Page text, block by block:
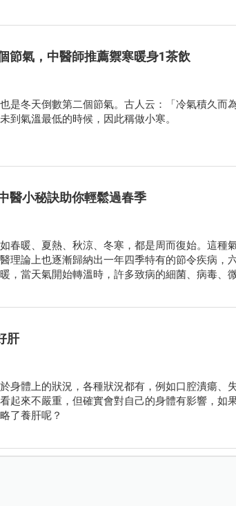
節氣，中醫師推薦禦寒暖身1茶飲
是冬天倒數第二個節氣。古人云：「冷氣積久而
到氣溫最低的時候，因此稱做小寒。
醫小秘訣助你輕鬆過春季
春暖、夏熱、秋涼、冬寒，都是周而復始。這種
理論上也逐漸歸納出一年四季特有的節令疾病，
，當天氣開始轉溫時，許多致病的細菌、病毒、
肝
身體上的狀況，各種狀況都有，例如口腔潰瘍、
起來不嚴重，但確實會對自己的身體有影響，如
了養肝呢？